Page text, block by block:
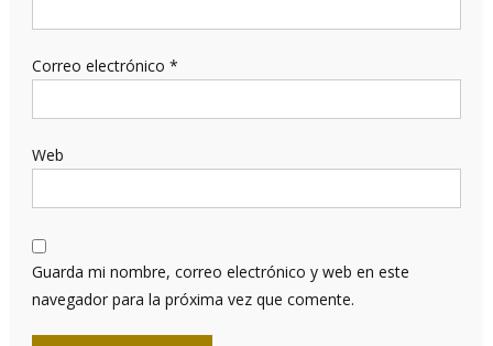
Correo electrónico *
Web
Guarda mi nombre, correo electrónico y web en este
navegador para la próxima vez que comente.